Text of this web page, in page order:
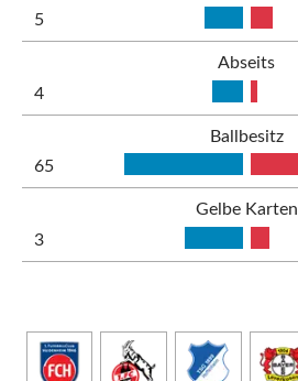
5
Abseits
4
Ballbesitz
65
Gelbe Karten
3